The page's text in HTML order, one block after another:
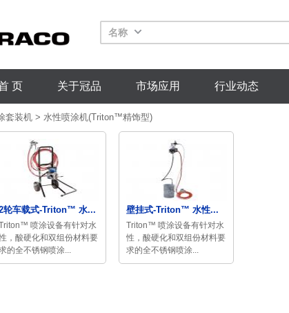
名称
页 关于冠品 市场应用 行业动态
套装机 > 水性喷涂机(Triton™精饰型)
轮车载式-Triton™ 水...
喷涂设备有针对水
，酸硬化和双组份材料要
的全不锈钢喷涂...
壁挂式-Triton™ 水性...
Triton™ 喷涂设备有针对水
性，酸硬化和双组份材料要
求的全不锈钢喷涂...